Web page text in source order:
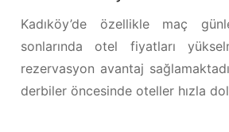
Kadıköy’de özellikle maç
sonlarında otel fiyatları
rezervasyon avantaj
derbiler öncesinde oteller hızla